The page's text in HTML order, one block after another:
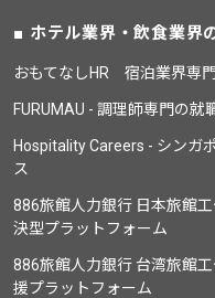
ホテル業界・飲食業界
おもてなしHR 宿泊業界専
FURUMAU - 調理師専門の就
Hospitality Careers - シンガ
ス
886旅館人力銀行 日本旅館
決型プラットフォーム
886旅館人力銀行 台湾旅館
援プラットフォーム